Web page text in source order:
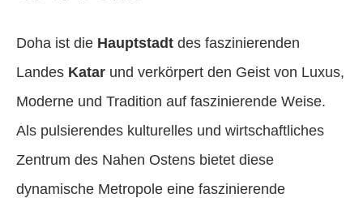
Doha ist die Hauptstadt des faszinierenden
Landes Katar und verkörpert den Geist von Luxus,
Moderne und Tradition auf faszinierende Weise.
Als pulsierendes kulturelles und wirtschaftliches
Zentrum des Nahen Ostens bietet diese
dynamische Metropole eine faszinierende